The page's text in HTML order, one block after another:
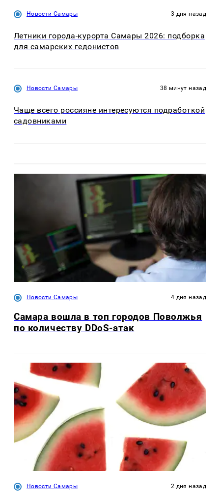
Новости Самары 3 дня назад
Летники города-курорта Самары 2026: подборка
для самарских гедонистов
Новости Самары 38 минут назад
Чаще всего россияне интересуются подработкой
садовниками
Новости Самары 4 дня назад
Самара вошла в топ городов Поволжья
по количеству DDoS-атак
Новости Самары 2 дня назад